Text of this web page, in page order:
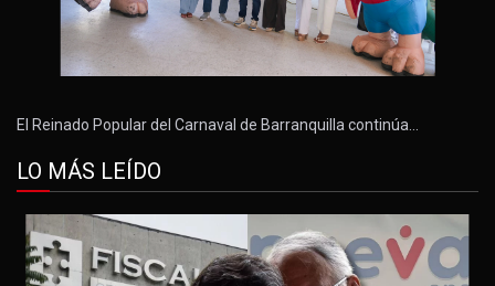
El Reinado Popular del Carnaval de Barranquilla continúa…
LO MÁS LEÍDO